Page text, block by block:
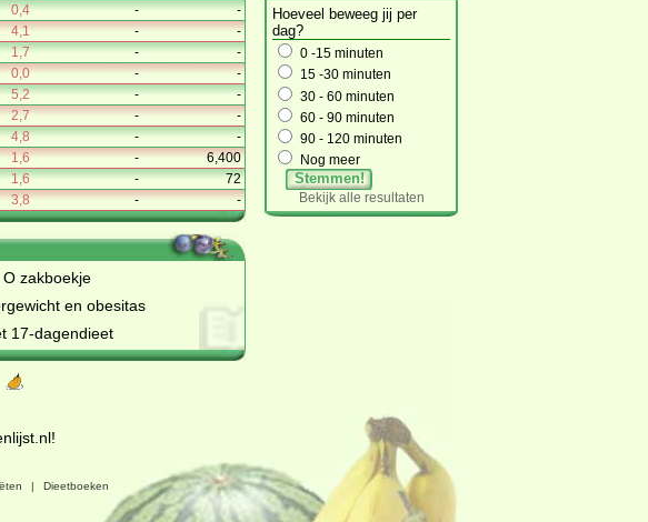
0,4 -
-
4,1 -
-
1,7 -
-
0,0 -
-
5,2 -
-
2,7 -
-
4,8 -
-
1,6 -
6,400
1,6 -
72
3,8 - -
!
Hoeveel beweeg jij per
dag?
0 -15 minuten
15 -30 minuten
30 - 60 minuten
60 - 90 minuten
90 - 120 minuten
Nog meer
Stemmen!
Bekijk alle resultaten
| Dieetboeken